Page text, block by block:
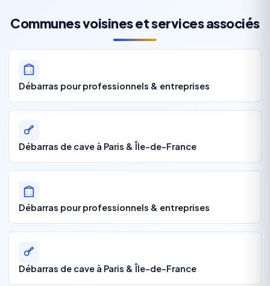
Communes voisines et services associés
Débarras pour professionnels & entreprises
Débarras de cave à Paris & Île-de-France
Débarras pour professionnels & entreprises
Débarras de cave à Paris & Île-de-France